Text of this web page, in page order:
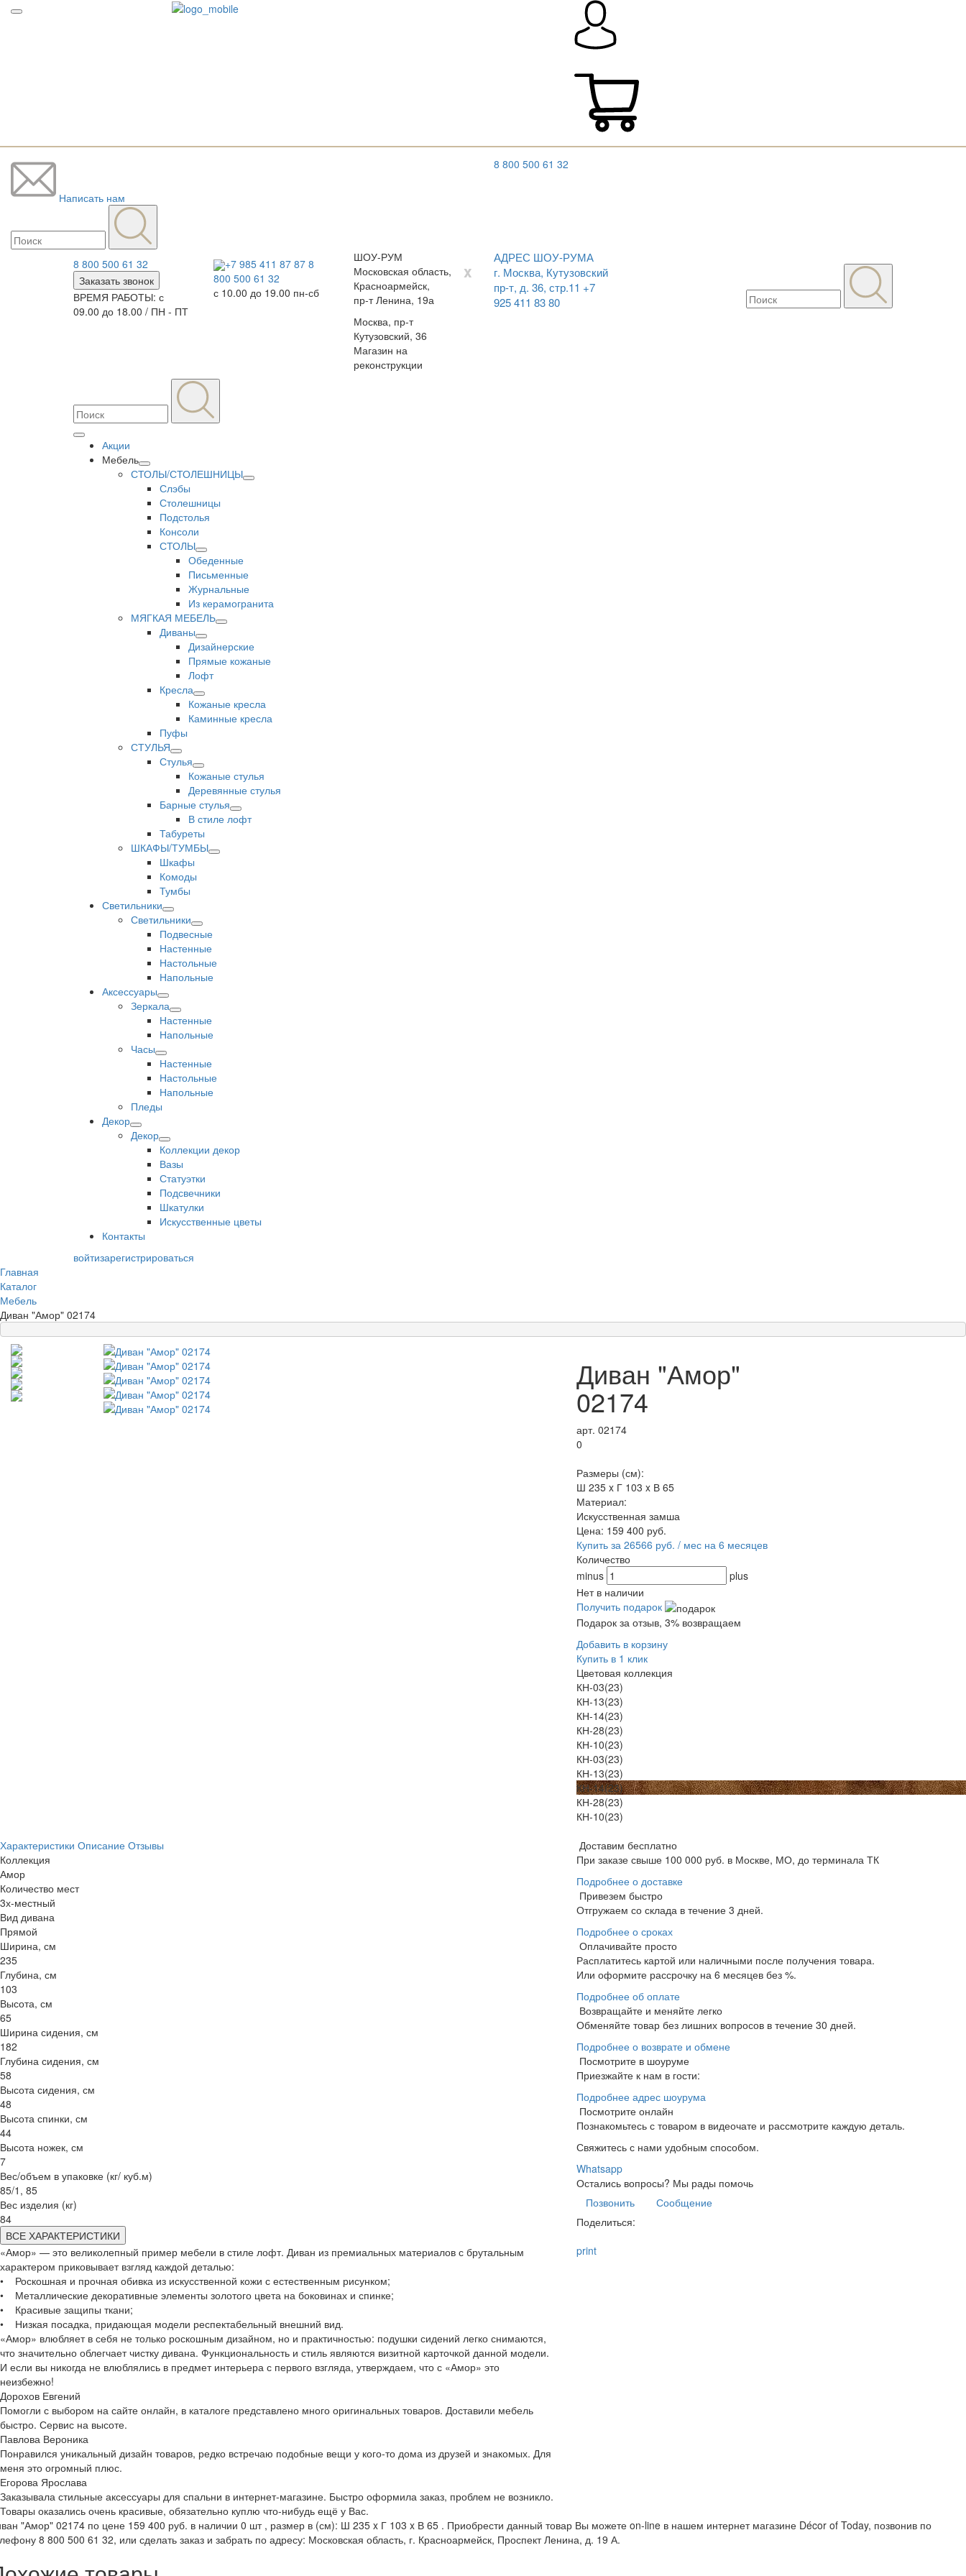
Написать нам
8 800 500 61 32
8 800 500 61 32
Заказать звонок
ВРЕМЯ РАБОТЫ: с
09.00 до 18.00 / ПН - ПТ
+7 985 411 87 87 8
800 500 61 32
с 10.00 до 19.00 пн-сб
ШОУ-РУМ
x
Московская область,
Красноармейск,
пр-т Ленина, 19а
Москва, пр-т
Кутузовский, 36
Магазин на
реконструкции
АДРЕС ШОУ-РУМА
г. Москва, Кутузовский
пр-т, д. 36, стр.11 +7
925 411 83 80
Акции
Мебель
СТОЛЫ/СТОЛЕШНИЦЫ
Слэбы
Столешницы
Подстолья
Консоли
СТОЛЫ
Обеденные
Письменные
Журнальные
Из керамогранита
МЯГКАЯ МЕБЕЛЬ
Диваны
Дизайнерские
Прямые кожаные
Лофт
Кресла
Кожаные кресла
Каминные кресла
Пуфы
СТУЛЬЯ
Стулья
Кожаные стулья
Деревянные стулья
Барные стулья
В стиле лофт
Табуреты
ШКАФЫ/ТУМБЫ
Шкафы
Комоды
Тумбы
Светильники
Светильники
Подвесные
Настенные
Настольные
Напольные
Аксессуары
Зеркала
Настенные
Напольные
Часы
Настенные
Настольные
Напольные
Пледы
Декор
Декор
Коллекции декор
Вазы
Статуэтки
Подсвечники
Шкатулки
Искусственные цветы
Контакты
войтизарегистрироваться
Главная
Каталог
Мебель
Диван "Амор" 02174
Диван "Амор"
02174
арт. 02174
0
Размеры (см):
Ш 235 x Г 103 x В 65
Материал:
Искусственная замша
Цена: 159 400 руб.
Купить за 26566 руб. / мес на 6 месяцев
Количество
minus
plus
Нет в наличии
Получить подарок
Подарок за отзыв, 3% возвращаем
Добавить в корзину
Купить в 1 клик
Цветовая коллекция
КН-03(23)
КН-13(23)
КН-14(23)
КН-28(23)
КН-10(23)
КН-03(23)
КН-13(23)
КН-14(23)
КН-28(23)
КН-10(23)
Характеристики Описание Отзывы
Коллекция
Амор
Количество мест
3х-местный
Вид дивана
Прямой
Ширина, см
235
Глубина, см
103
Высота, см
65
Ширина сидения, см
182
Глубина сидения, см
58
Высота сидения, см
48
Высота спинки, см
44
Высота ножек, см
7
Вес/объем в упаковке (кг/ куб.м)
85/1, 85
Вес изделия (кг)
84
ВСЕ ХАРАКТЕРИСТИКИ
«Амор» — это великолепный пример мебели в стиле лофт. Диван из премиальных материалов с брутальным
характером приковывает взгляд каждой деталью:
• Роскошная и прочная обивка из искусственной кожи с естественным рисунком;
• Металлические декоративные элементы золотого цвета на боковинах и спинке;
• Красивые защипы ткани;
• Низкая посадка, придающая модели респектабельный внешний вид.
«Амор» влюбляет в себя не только роскошным дизайном, но и практичностью: подушки сидений легко снимаются,
что значительно облегчает чистку дивана. Функциональность и стиль являются визитной карточкой данной модели.
И если вы никогда не влюблялись в предмет интерьера с первого взгляда, утверждаем, что с «Амор» это
неизбежно!
Дорохов Евгений
Помогли с выбором на сайте онлайн, в каталоге представлено много оригинальных товаров. Доставили мебель
быстро. Сервис на высоте.
Павлова Вероника
Понравился уникальный дизайн товаров, редко встречаю подобные вещи у кого-то дома из друзей и знакомых. Для
меня это огромный плюс.
Егорова Ярослава
Заказывала стильные аксессуары для спальни в интернет-магазине. Быстро оформила заказ, проблем не возникло.
Товары оказались очень красивые, обязательно куплю что-нибудь ещё у Вас.
Доставим бесплатно
При заказе свыше 100 000 руб. в Москве, МО, до терминала ТК
Подробнее о доставке
Привезем быстро
Отгружаем со склада в течение 3 дней.
Подробнее о сроках
Оплачивайте просто
Расплатитесь картой или наличными после получения товара.
Или оформите рассрочку на 6 месяцев без %.
Подробнее об оплате
Возвращайте и меняйте легко
Обменяйте товар без лишних вопросов в течение 30 дней.
Подробнее о возврате и обмене
Посмотрите в шоуруме
Приезжайте к нам в гости:
Подробнее адрес шоурума
Посмотрите онлайн
Познакомьтесь с товаром в видеочате и рассмотрите каждую деталь.
Свяжитесь с нами удобным способом.
Whatsapp
Остались вопросы? Мы рады помочь
Позвонить
Сообщение
Поделиться:
print
"Амор" 02174 по цене 159 400 руб. в наличии 0 шт , размер в (см): Ш 235 x Г 103 x В 65 . Приобрести данный товар Вы можете on-line в нашем интернет магазине Décor of Today, позвонив по
8 800 500 61 32, или сделать заказ и забрать по адресу: Московская область, г. Красноармейск, Проспект Ленина, д. 19 А.